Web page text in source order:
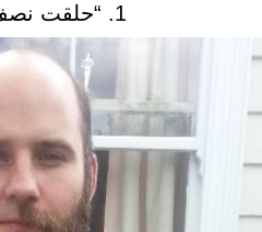
1. “حلقت نصف جسدي”